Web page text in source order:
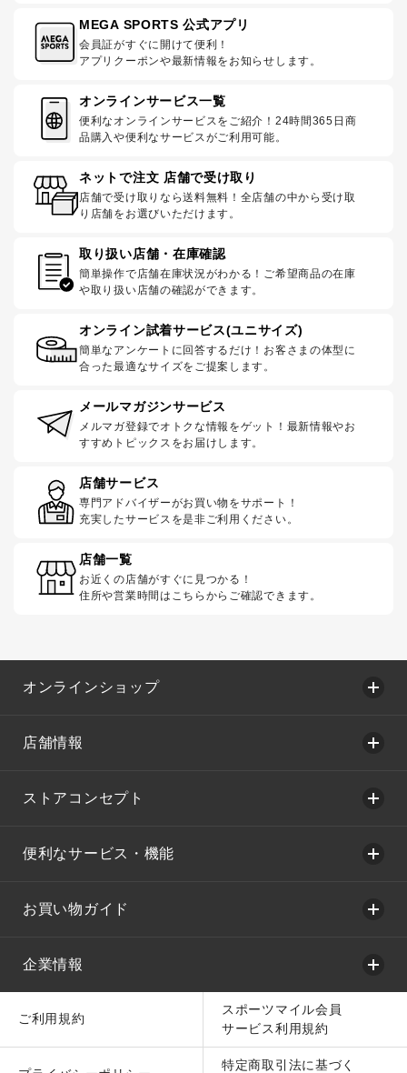
MEGA SPORTS 公式アプリ
会員証がすぐに開けて便利！
アプリクーポンや最新情報をお知らせします。
オンラインサービス一覧
便利なオンラインサービスをご紹介！24時間365日商
品購入や便利なサービスがご利用可能。
ネットで注文 店舗で受け取り
店舗で受け取りなら送料無料！全店舗の中から受け取
り店舗をお選びいただけます。
取り扱い店舗・在庫確認
簡単操作で店舗在庫状況がわかる！ご希望商品の在庫
や取り扱い店舗の確認ができます。
オンライン試着サービス(ユニサイズ)
簡単なアンケートに回答するだけ！お客さまの体型に
合った最適なサイズをご提案します。
メールマガジンサービス
メルマガ登録でオトクな情報をゲット！最新情報やお
すすめトピックスをお届けします。
店舗サービス
専門アドバイザーがお買い物をサポート！
充実したサービスを是非ご利用ください。
店舗一覧
お近くの店舗がすぐに見つかる！
住所や営業時間はこちらからご確認できます。
オンラインショップ
店舗情報
ストアコンセプト
便利なサービス・機能
お買い物ガイド
企業情報
ご利用規約
スポーツマイル会員
サービス利用規約
特定商取引法に基づく